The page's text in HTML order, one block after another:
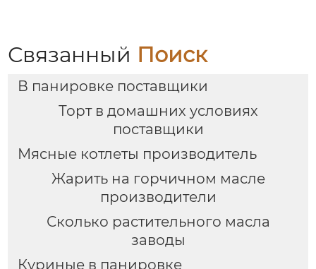
Связанный Поиск
В панировке поставщики
Торт в домашних условиях
поставщики
Мясные котлеты производитель
Жарить на горчичном масле
производители
Сколько растительного масла
заводы
Куриные в панировке